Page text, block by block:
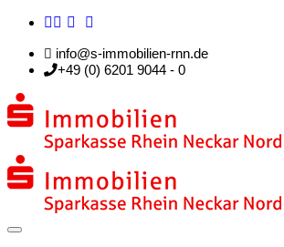
info@s-immobilien-rnn.de
+49 (0) 6201 9044 - 0